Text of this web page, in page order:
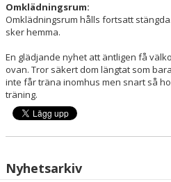
Omklädningsrum:
Omklädningsrum hålls fortsatt
sker hemma.
En glädjande nyhet att äntligen få
ovan. Tror säkert dom längtat som
inte får träna inomhus men snart så
träning.
Nyhetsarkiv